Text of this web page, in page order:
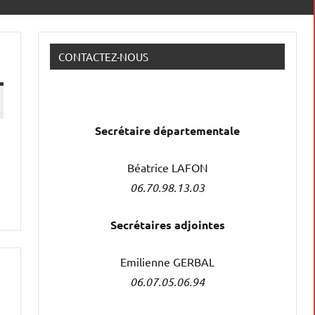
CONTACTEZ-NOUS
Secrétairedépartementale
Béatrice LAFON
06.70.98.13.03
Secrétaires adjointes
Emilienne GERBAL
06.07.05.06.94